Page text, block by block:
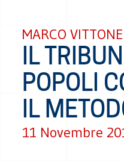
MARCO VITTONE
IL
POPOLI
IL
11 Novembre